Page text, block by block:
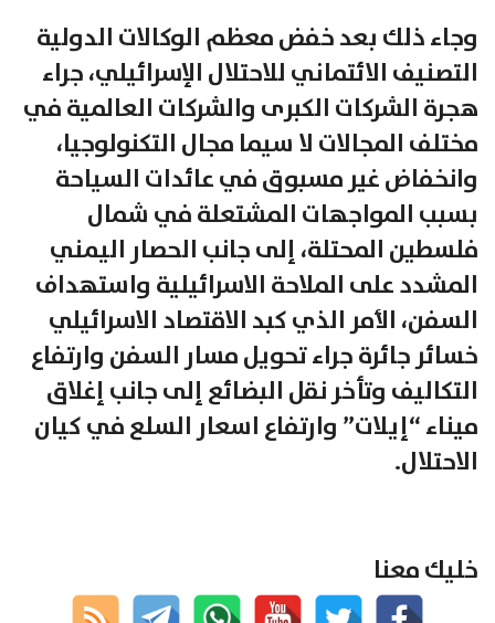
وجاء ذلك بعد خفض معظم الوكالات الدولية
التصنيف الائتماني للاحتلال الإسرائيلي، جراء
هجرة الشركات الكبرى والشركات العالمية في
مختلف المجالات لا سيما مجال التكنولوجيا،
وانخفاض غير مسبوق في عائدات السياحة
بسبب المواجهات المشتعلة في شمال
فلسطين المحتلة، إلى جانب الحصار اليمني
المشدد على الملاحة الاسرائيلية واستهداف
السفن، الأمر الذي كبد الاقتصاد الاسرائيلي
خسائر جائرة جراء تحويل مسار السفن وارتفاع
التكاليف وتأخر نقل البضائع إلى جانب إغلاق
ميناء “إيلات” وارتفاع اسعار السلع في كيان
الاحتلال.
خليك معنا